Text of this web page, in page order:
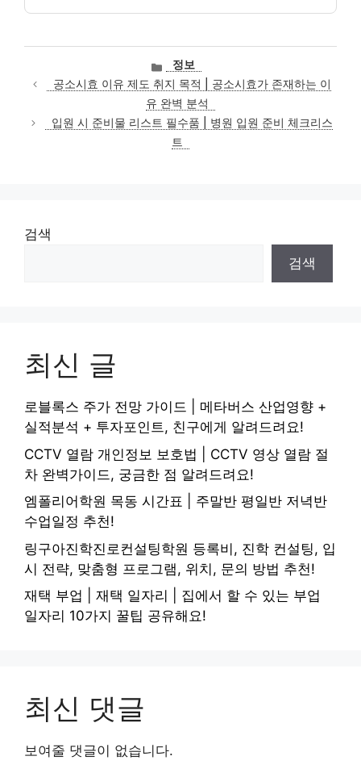
카
테
고
리
정보
공소시효 이유 제도 취지 목적 | 공소시효가 존재하는 이
유 완벽 분석
입원 시 준비물 리스트 필수품 | 병원 입원 준비 체크리스
트
검색
검색
최신 글
로블록스 주가 전망 가이드 | 메타버스 산업영향 +
실적분석 + 투자포인트, 친구에게 알려드려요!
CCTV 열람 개인정보 보호법 | CCTV 영상 열람 절
차 완벽가이드, 궁금한 점 알려드려요!
엠폴리어학원 목동 시간표 | 주말반 평일반 저녁반
수업일정 추천!
링구아진학진로컨설팅학원 등록비, 진학 컨설팅, 입
시 전략, 맞춤형 프로그램, 위치, 문의 방법 추천!
재택 부업 | 재택 일자리 | 집에서 할 수 있는 부업
일자리 10가지 꿀팁 공유해요!
최신 댓글
보여줄 댓글이 없습니다.